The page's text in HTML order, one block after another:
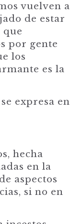
vuelven a
de estar
que
por gente
los
es la
expresa en
hecha
en la
aspectos
si no en